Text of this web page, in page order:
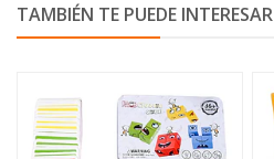
TAMBIÉN TE PUEDE INTERESAR